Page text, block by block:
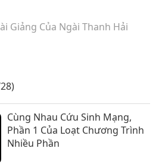
Giảng Của Ngài Thanh Hải
Cùng Nhau Cứu Sinh Mạng,
Phần 1 Của Loạt Chương Trình
Nhiều Phần